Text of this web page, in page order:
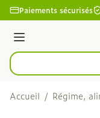
Aller au contenu
Paiements sécurisés
Menu
Rechercher
Accueil / Régime,